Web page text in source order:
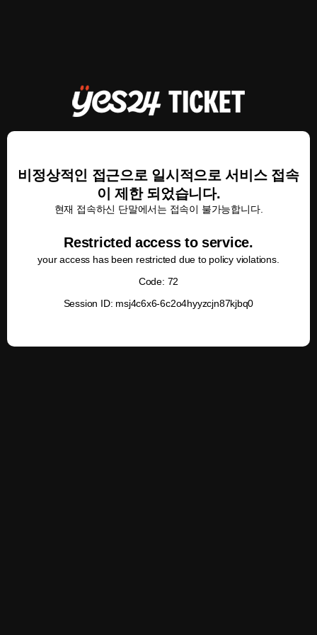
비정상적인 접근으로 일시적으로 서비스 접속
이 제한 되었습니다.
현재 접속하신 단말에서는 접속이 불가능합니다.
Restricted access to service.
your access has been restricted due to policy violations.
Code: 72
Session ID: msj4c6x6-6c2o4hyyzcjn87kjbq0